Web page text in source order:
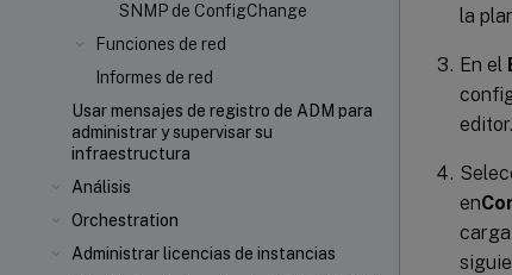
SNMP de ConfigChange
Funciones de red
Informes de red
Usar mensajes de registro de ADM para
administrar y supervisar su
infraestructura
Análisis
Orchestration
Administrar licencias de instancias
la
En el
editor.
en